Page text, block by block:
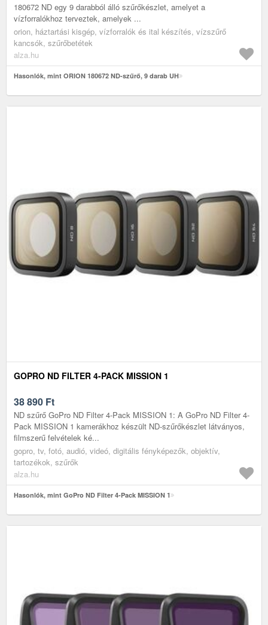
180672 ND egy 9 darabból álló szűrőkészlet, amelyet a
vízforralókhoz terveztek, amelyek ...
orion, háztartási kisgép, vízforralók és ital készítés, vízszűrő
kancsók, szűrőbetétek
alza.hu
Hasonlók, mint ORION 180672 ND-szűrő, 9 darab UH
GOPRO ND FILTER 4-PACK MISSION 1
38 890 Ft
ND szűrő GoPro ND Filter 4-Pack MISSION 1: A GoPro ND Filter 4-
Pack MISSION 1 kamerákhoz készült ND-szűrőkészlet látványos,
filmszerű felvételek ké...
gopro, tv, fotó, audió, videó, digitális fényképezők, objektív,
tartozékok, szűrők
alza.hu
Hasonlók, mint GoPro ND Filter 4-Pack MISSION 1